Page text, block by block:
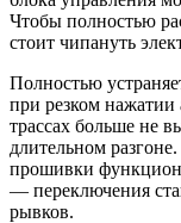
Чтобы полностью
стоит чипануть
Полностью
при резком нажатии
трассах больше не
длительном
прошивки
— переключения
рывков.